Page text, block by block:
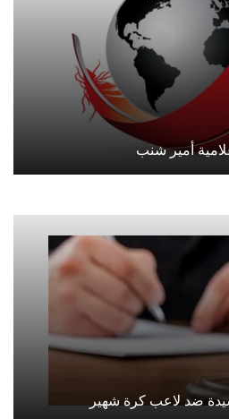
أمير شنب
ضد لاعب كرة شهير